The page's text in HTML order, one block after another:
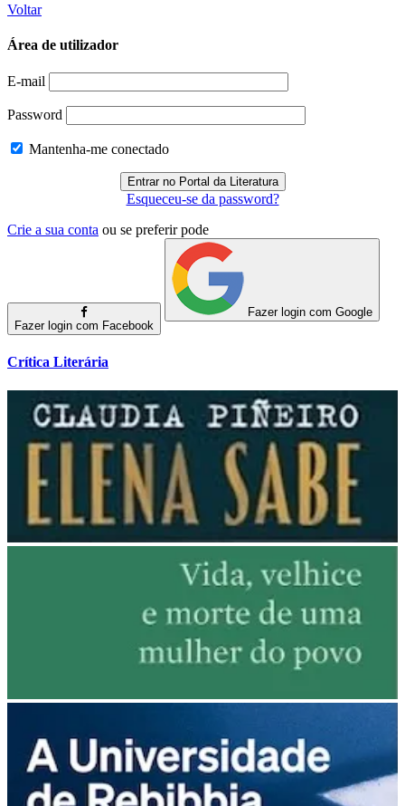
Voltar
Área de utilizador
E-mail
Password
Mantenha-me conectado
Esqueceu-se da password?
Crie a sua conta ou se preferir pode
Fazer login com Facebook
Fazer login com Google
Crítica Literária